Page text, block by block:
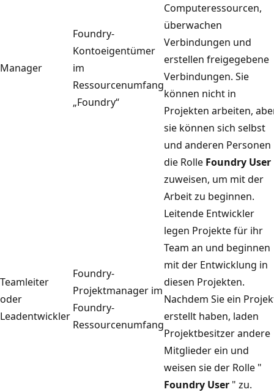
Manager
Foundry-
Kontoeigentümer
im
Ressourcenumfang
„Foundry“
Computeressourcen,
überwachen
Verbindungen und
erstellen freigegebene
Verbindungen. Sie
können nicht in
Projekten arbeiten,
sie können sich selbst
und anderen Personen
die Rolle Foundry User
zuweisen, um mit der
Arbeit zu beginnen.
Teamleiter
oder
Leadentwickler
Foundry-
Projektmanager im
Foundry-
Ressourcenumfang
Leitende Entwickler
legen Projekte für ihr
Team an und beginnen
mit der Entwicklung in
diesen Projekten.
Nachdem Sie ein
erstellt haben, laden
Projektbesitzer andere
Mitglieder ein und
weisen sie der Rolle "
Foundry User " zu.